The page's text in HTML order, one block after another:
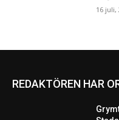
16 juli,
REDAKTÖREN HAR